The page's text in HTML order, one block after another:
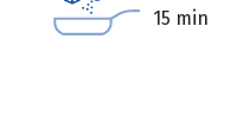
15 min